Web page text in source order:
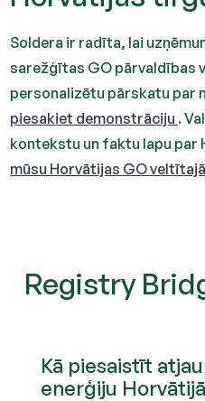
Soldera ir radīta, lai
sarežģītas GO pārvaldības
personalizētu pārskatu par
piesakiet demonstrāciju .
kontekstu un faktu lapu
mūsu Horvātijas GO
Registry
Kā piesaistīt
enerģiju